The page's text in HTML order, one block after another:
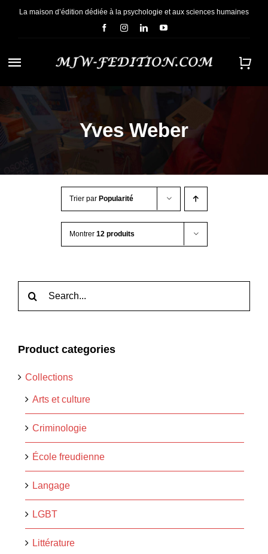
PasserLa maison d’édition dédiée à la psychologie et aux sciences humaines
Navigation
à
bascule
ACCUEIL
NOUS CONNAÎTREYves Weber
Trier par Popularité
Montrer 12 produits
Product categories
Collections
Arts et culture
Criminologie
École freudienne
Langage
LGBT
Littérature